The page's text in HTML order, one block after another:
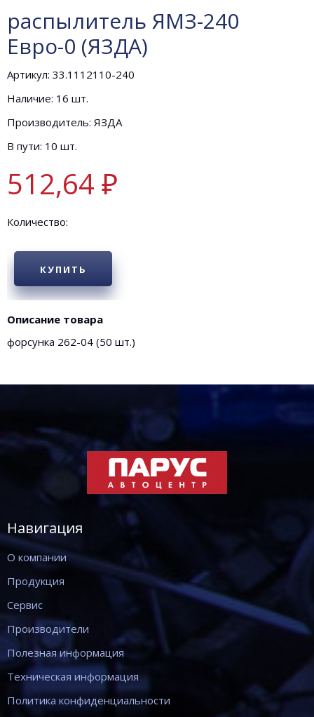
распылитель ЯМЗ-240
Евро-0 (ЯЗДА)
Артикул: 33.1112110-240
Наличие: 16 шт.
Производитель: ЯЗДА
В пути: 10 шт.
512,64 ₽
Количество:
КУПИТЬ
Описание товара
форсунка 262-04 (50 шт.)
Навигация
О компании
Продукция
Сервис
Производители
Полезная информация
Техническая информация
Политика конфиденциальности